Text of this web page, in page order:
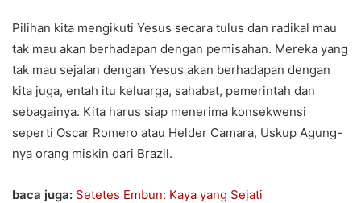
Pilihan kita mengikuti Yesus secara tulus dan radikal mau
tak mau akan berhadapan dengan pemisahan. Mereka yang
tak mau sejalan dengan Yesus akan berhadapan dengan
kita juga, entah itu keluarga, sahabat, pemerintah dan
sebagainya. Kita harus siap menerima konsekwensi
seperti Oscar Romero atau Helder Camara, Uskup Agung-
nya orang miskin dari Brazil.
baca juga: Setetes Embun: Kaya yang Sejati